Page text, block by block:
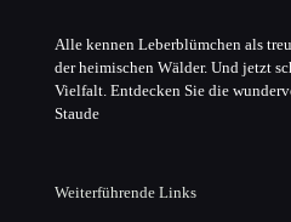
Alle kennen Leberblümchen als
der heimischen Wälder. Und jetzt
Vielfalt. Entdecken Sie die
Staude
Weiterführende Links